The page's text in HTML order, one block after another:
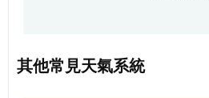
其他常見天氣系統